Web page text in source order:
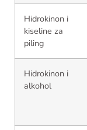
Hidrokinon i
kiseline za
piling
Hidrokinon i
alkohol